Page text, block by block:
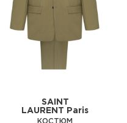
SAINT
LAURENT Paris
КОСТЮМ